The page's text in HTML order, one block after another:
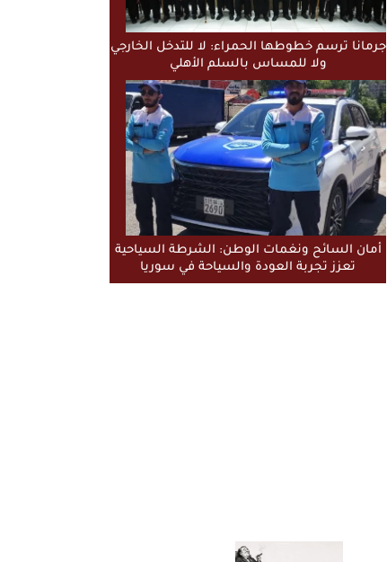
جرمانا ترسم خطوطها الحمراء: لا للتدخل الخارجي
ولا للمساس بالسلم الأهلي
أمان السائح ونغمات الوطن: الشرطة السياحية
تعزز تجربة العودة والسياحة في سوريا